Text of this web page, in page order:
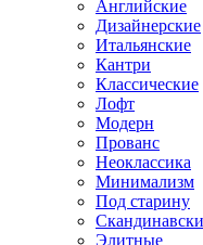
Английские
Дизайнерские
Итальянские
Кантри
Классические
Лофт
Модерн
Прованс
Неоклассика
Минимализм
Под старину
Элитные